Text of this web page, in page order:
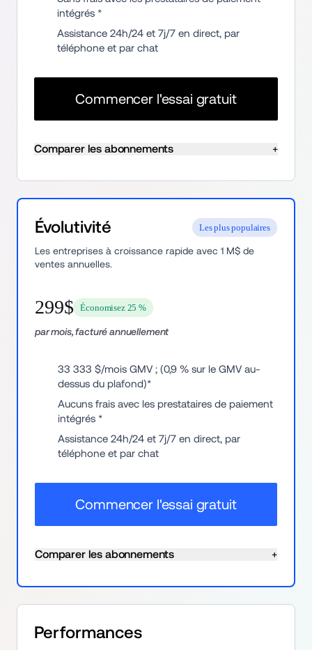
intégrés *
Assistance 24h/24 et 7j/7 en direct, par
téléphone et par chat
Commencer l'essai gratuit
Comparer les abonnements +
Évolutivité Les plus populaires
Les entreprises à croissance rapide avec 1 M$ de
ventes annuelles.
299$ Économisez 25 %
par mois, facturé annuellement
33 333 $/mois GMV ; (0,9 % sur le GMV au-
dessus du plafond)*
Aucuns frais avec les prestataires de paiement
intégrés *
Assistance 24h/24 et 7j/7 en direct, par
téléphone et par chat
Commencer l'essai gratuit
Comparer les abonnements +
Performances